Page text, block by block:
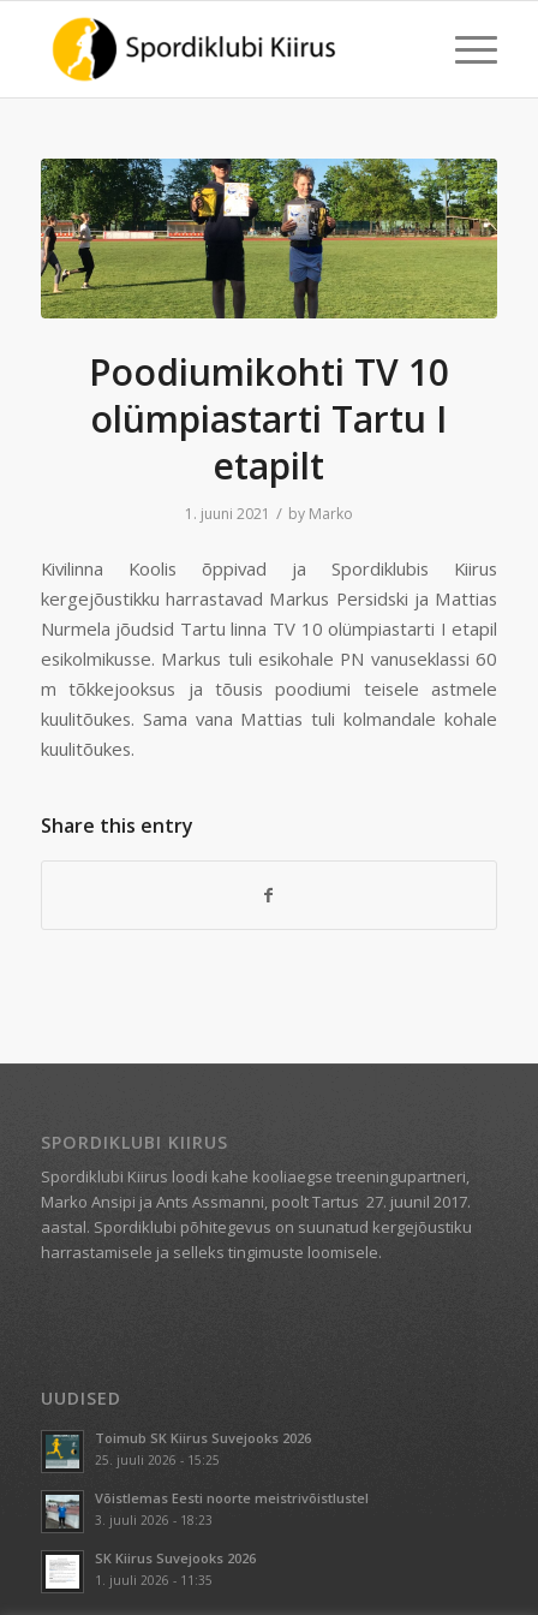
Poodiumikohti TV 10
olümpiastarti Tartu I
etapilt
1. juuni 2021 / by Marko
Kivilinna Koolis õppivad ja Spordiklubis Kiirus
kergejõustikku harrastavad Markus Persidski ja Mattias
Nurmela jõudsid Tartu linna TV 10 olümpiastarti I etapil
esikolmikusse. Markus tuli esikohale PN vanuseklassi 60
m tõkkejooksus ja tõusis poodiumi teisele astmele
kuulitõukes. Sama vana Mattias tuli kolmandale kohale
kuulitõukes.
Share this entry
SPORDIKLUBI KIIRUS
Spordiklubi Kiirus loodi kahe kooliaegse treeningupartneri,
Marko Ansipi ja Ants Assmanni, poolt Tartus 27. juunil 2017.
aastal. Spordiklubi põhitegevus on suunatud kergejõustiku
harrastamisele ja selleks tingimuste loomisele.
UUDISED
Toimub SK Kiirus Suvejooks 2026
25. juuli 2026 - 15:25
Võistlemas Eesti noorte meistrivõistlustel
3. juuli 2026 - 18:23
SK Kiirus Suvejooks 2026
1. juuli 2026 - 11:35